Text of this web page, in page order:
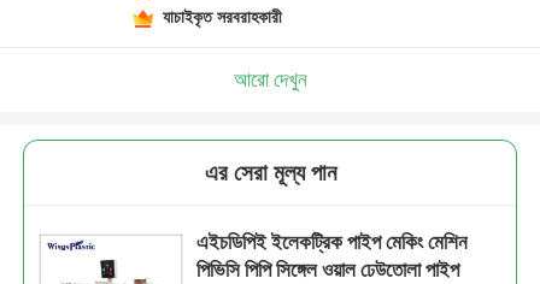
যাচাইকৃত সরবরাহকারী
আরো দেখুন
এর সেরা মূল্য পান
এইচডিপিই ইলেকট্রিক পাইপ মেকিং মেশিন
পিভিসি পিপি সিঙ্গেল ওয়াল ঢেউতোলা পাইপ